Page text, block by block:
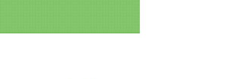
任意売却